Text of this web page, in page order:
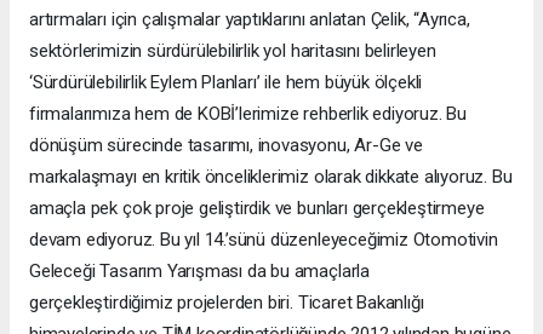
artırmaları için çalışmalar yaptıklarını anlatan Çelik, “Ayrıca,
sektörlerimizin sürdürülebilirlik yol haritasını belirleyen
‘Sürdürülebilirlik Eylem Planları’ ile hem büyük ölçekli
firmalarımıza hem de KOBİ’lerimize rehberlik ediyoruz. Bu
dönüşüm sürecinde tasarımı, inovasyonu, Ar-Ge ve
markalaşmayı en kritik önceliklerimiz olarak dikkate alıyoruz. Bu
amaçla pek çok proje geliştirdik ve bunları gerçekleştirmeye
devam ediyoruz. Bu yıl 14.’sünü düzenleyeceğimiz Otomotivin
Geleceği Tasarım Yarışması da bu amaçlarla
gerçekleştirdiğimiz projelerden biri. Ticaret Bakanlığı